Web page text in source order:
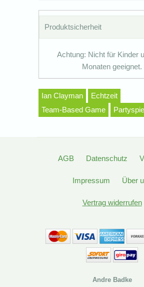
Produktsicherheit
Achtung: Nicht für Kinder
Monaten geeignet.
Ian Clayman
Echtzeit
Team-Based Game
AGB Datenschutz
Impressum Über
Vertrag widerrufen
Andre Badke